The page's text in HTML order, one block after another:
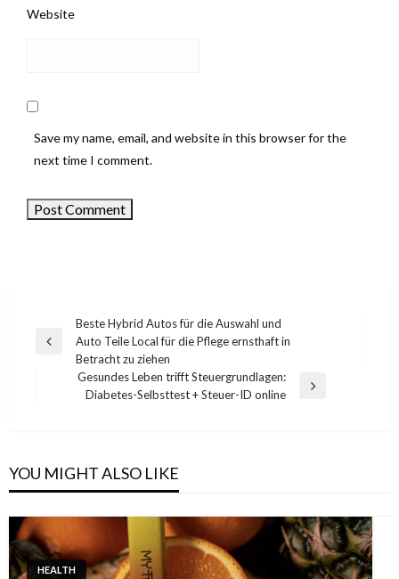
Website
Save my name, email, and website in this browser for the
next time I comment.
Post
navigation
Previous
Beste Hybrid Autos für die Auswahl und
Auto Teile Local für die Pflege ernsthaft in
Betracht zu ziehen
Gesundes Leben trifft Steuergrundlagen:
Diabetes-Selbsttest + Steuer-ID online
YOU MIGHT ALSO LIKE
HEALTH